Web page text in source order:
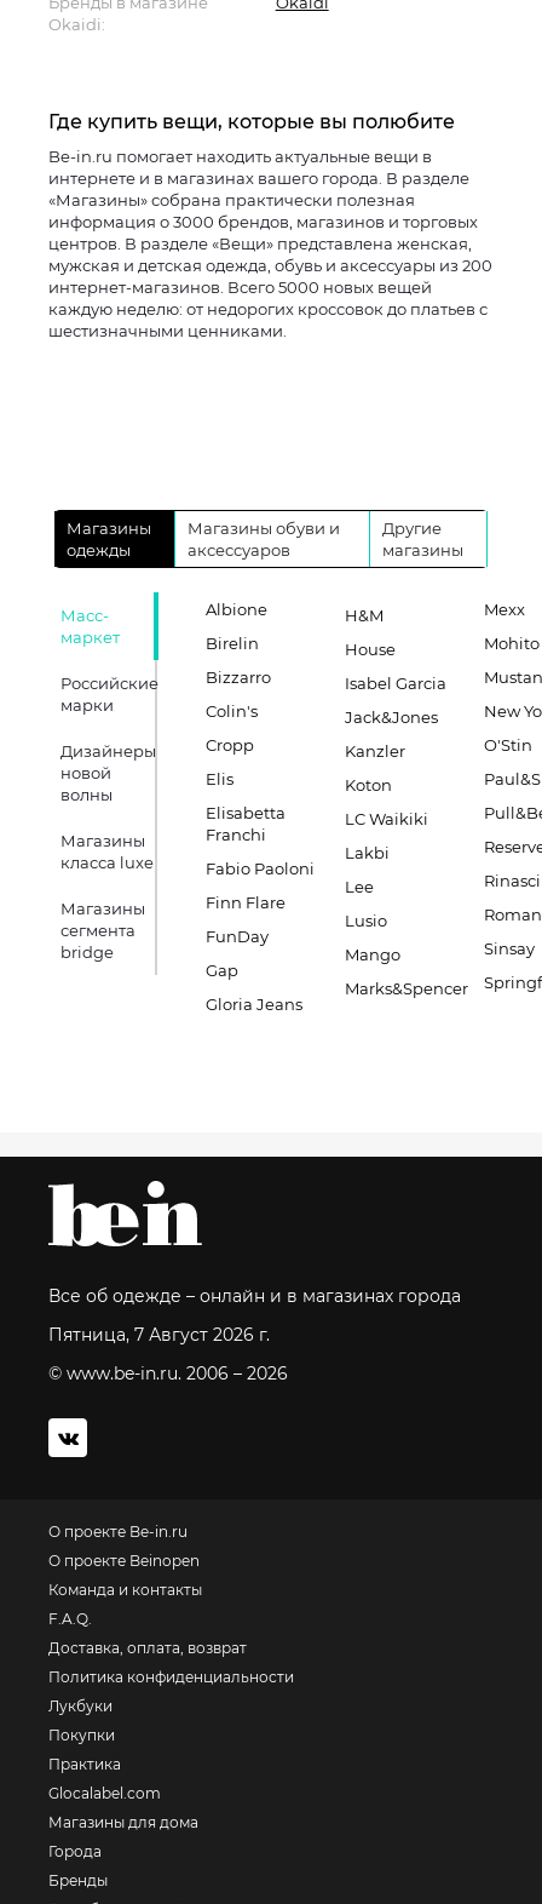
Okaidi:
Где купить вещи, которые вы полюбите
Be-in.ru помогает находить актуальные вещи в
интернете и в магазинах вашего города. В разделе
«Магазины» собрана практически полезная
информация о 3000 брендов, магазинов и торговых
центров. В разделе «Вещи» представлена женская,
мужская и детская одежда, обувь и аксессуары из 200
интернет-магазинов. Всего 5000 новых вещей
каждую неделю: от недорогих кроссовок до платьев с
шестизначными ценниками.
Магазины
одежды
Магазины обуви и
аксессуаров
Другие
магазины
Масс-
маркет
Российские
марки
Дизайнеры
новой
волны
Магазины
класса luxe
Магазины
сегмента
bridge
Albione
Birelin
Bizzarro
Colin's
Cropp
Elis
Elisabetta
Franchi
Fabio Paoloni
Finn Flare
FunDay
Gap
Gloria Jeans
H&M
House
Isabel Garcia
Jack&Jones
Kanzler
Koton
LC Waikiki
Lakbi
Lee
Lusio
Mango
Marks&Spencer
Mexx
Mohito
New
O'Stin
Sinsay
Все об одежде – онлайн и в магазинах города
Пятница, 7 Август 2026 г.
© www.be-in.ru. 2006 – 2026
О проекте Be-in.ru
О проекте Beinopen
Команда и контакты
F.A.Q.
Доставка, оплата, возврат
Политика конфиденциальности
Лукбуки
Покупки
Практика
Glocalabel.com
Магазины для дома
Города
Бренды